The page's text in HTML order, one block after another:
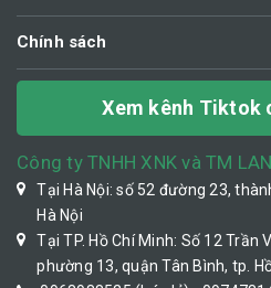
Chính sách
Xem kênh Tiktok
Công ty TNHH XNK và TM
Tại Hà Nội: số 52 đường 23,
Hà Nội
Tại TP. Hồ Chí Minh: Số 12 Trần
phường 13, quận Tân Bình, tp.